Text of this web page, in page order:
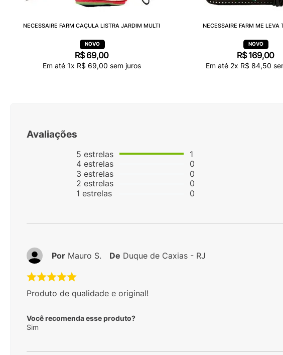
NECESSAIRE FARM CAÇULA LISTRA JARDIM MULTI
R$69,00
Em até 1x R$ 69,00 sem juros
NECESSAIRE FARM ME LEVA
R$ 169,00
Em até 2x R$ 84,50
Avaliações
5 estrelas
4estrelas
3 estrelas
2 estrelas
1 estrelas
1
0
0
0
0
Produto de qualidade e original!
Você recomenda esse produto?
Sim
Por Mauro S. De Duque de Caxias - RJ